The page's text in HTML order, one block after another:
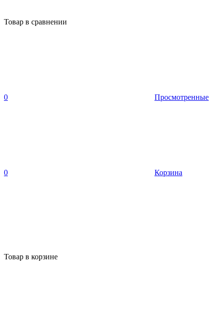
Товар в сравнении
0 Просмотренные
0 Корзина
Товар в корзине